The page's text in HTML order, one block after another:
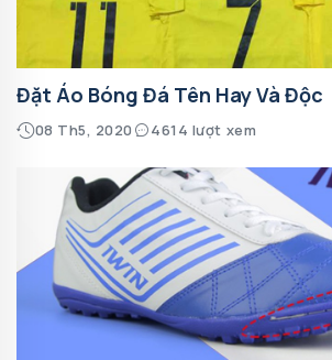
Đặt Áo Bóng Đá Tên Hay Và Độc
08 Th5, 2020 4614 lượt xem